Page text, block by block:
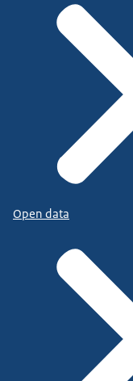
Open data